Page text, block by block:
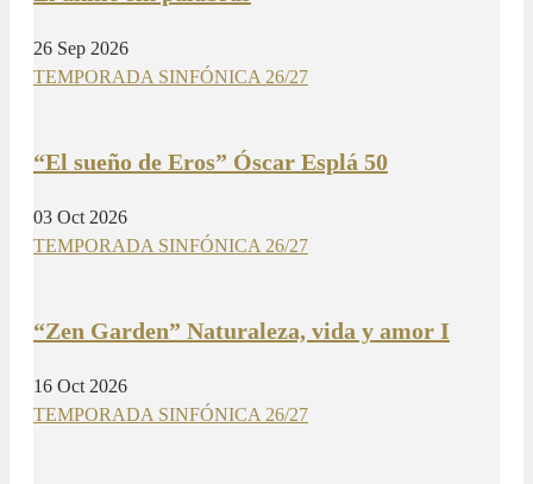
26 Sep 2026
TEMPORADA SINFÓNICA 26/27
“El sueño de Eros” Óscar Esplá 50
03 Oct 2026
TEMPORADA SINFÓNICA 26/27
“Zen Garden” Naturaleza, vida y amor I
16 Oct 2026
TEMPORADA SINFÓNICA 26/27